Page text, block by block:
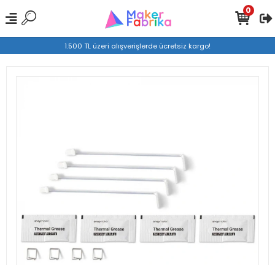
1.500 TL üzeri alışverişlerde ücretsiz kargo!
0